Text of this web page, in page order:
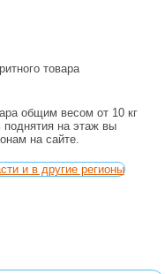
товара
общим весом от 10 кг
на этаж вы
на сайте.
и в другие регионы